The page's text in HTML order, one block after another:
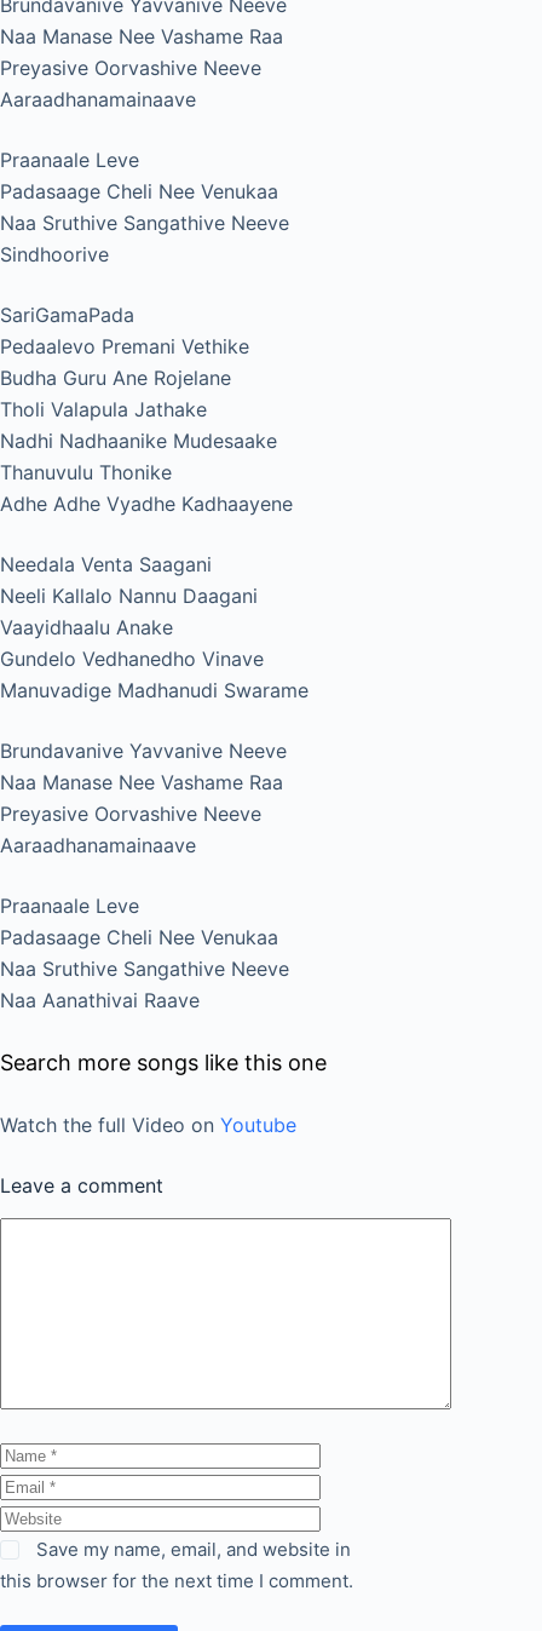
Naa Manase Nee Vashame Raa
Preyasive Oorvashive Neeve
Aaraadhanamainaave
Praanaale Leve
Padasaage Cheli Nee Venukaa
Naa Sruthive Sangathive Neeve
Sindhoorive
SariGamaPada
Pedaalevo Premani Vethike
Budha Guru Ane Rojelane
Tholi Valapula Jathake
Nadhi Nadhaanike Mudesaake
Thanuvulu Thonike
Adhe Adhe Vyadhe Kadhaayene
Needala Venta Saagani
Neeli Kallalo Nannu Daagani
Vaayidhaalu Anake
Gundelo Vedhanedho Vinave
Manuvadige Madhanudi Swarame
Brundavanive Yavvanive Neeve
Naa Manase Nee Vashame Raa
Preyasive Oorvashive Neeve
Aaraadhanamainaave
Praanaale Leve
Padasaage Cheli Nee Venukaa
Naa Sruthive Sangathive Neeve
Naa Aanathivai Raave
Search more songs like this one
Watch the full Video on Youtube
Leave a comment
Name
Email
Website
Save my name, email, and website in
this browser for the next time I comment.